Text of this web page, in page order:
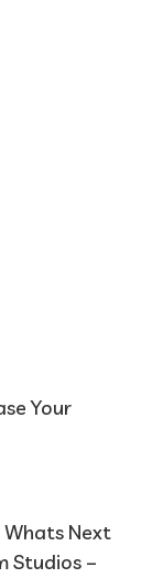
Your
Whats Next
Studios –